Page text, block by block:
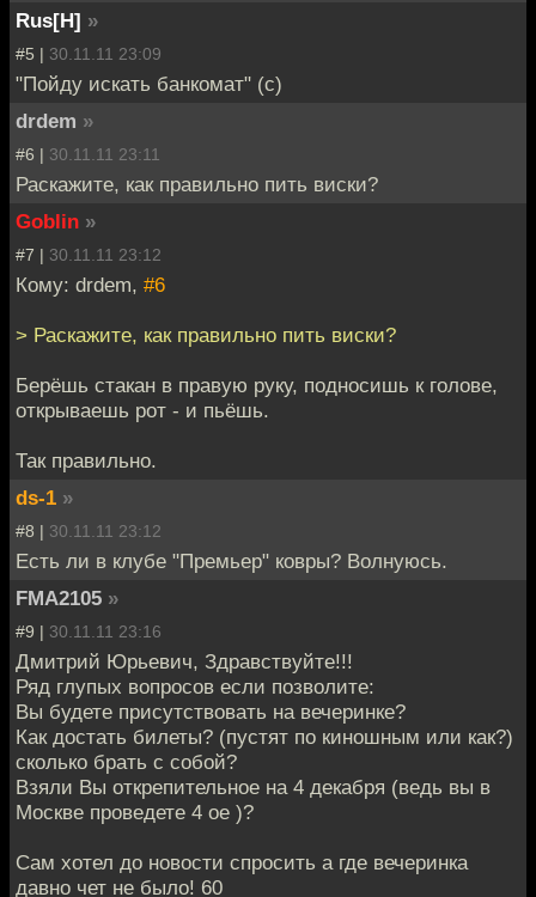
Rus[H] »
#5 | 30.11.11 23:09
"Пойду искать банкомат" (с)
drdem »
#6 | 30.11.11 23:11
Раскажите, как правильно пить виски?
Goblin »
#7 | 30.11.11 23:12
Кому: drdem, #6
> Раскажите, как правильно пить виски?
Берёшь стакан в правую руку, подносишь к голове,
открываешь рот - и пьёшь.
Так правильно.
ds-1 »
#8 | 30.11.11 23:12
Есть ли в клубе "Премьер" ковры? Волнуюсь.
FMA2105 »
#9 | 30.11.11 23:16
Дмитрий Юрьевич, Здравствуйте!!!
Ряд глупых вопросов если позволите:
Вы будете присутствовать на вечеринке?
Как достать билеты? (пустят по киношным или как?)
сколько брать с собой?
Взяли Вы открепительное на 4 декабря (ведь вы в
Москве проведете 4 ое )?
Сам хотел до новости спросить а где вечеринка
давно чет не было! 60